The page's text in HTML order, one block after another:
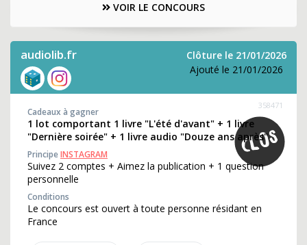
VOIR LE CONCOURS
audiolib.fr
Clôture le 21/01/2026
Ajouté le 21/01/2026
358471
Cadeaux à gagner
1 lot comportant 1 livre "L'été d'avant" + 1 livre
"Dernière soirée" + 1 livre audio "Douze ans après"
PrincipeINSTAGRAM
Suivez 2 comptes + Aimez la publication + 1 question
personnelle
Conditions
Le concours est ouvert à toute personne résidant en
France